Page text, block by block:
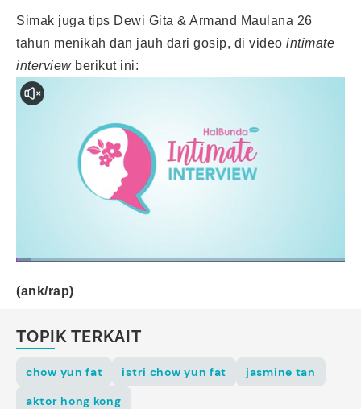
Simak juga tips Dewi Gita & Armand Maulana 26
tahun menikah dan jauh dari gosip, di video intimate
interviewberikut ini:
(ank/rap)
TOPIK TERKAIT
chow yun fat istri chow yun fat
jasmine tan
aktor hong kong